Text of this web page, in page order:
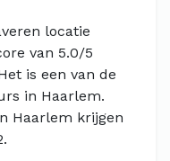
locatie
van 5.0/5
is een van de
in Haarlem.
Haarlem krijgen